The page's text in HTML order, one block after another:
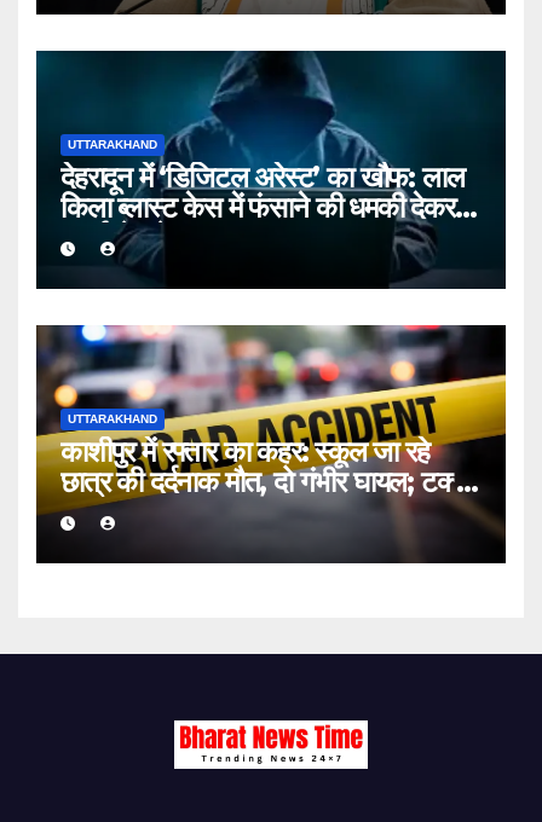
UTTARAKHAND
देहरादून में ‘डिजिटल अरेस्ट’ का खौफ: लाल
किला ब्लास्ट केस में फंसाने की धमकी देकर
बुजुर्ग से ठगे ₹13 लाख
UTTARAKHAND
काशीपुर में रफ्तार का कहर: स्कूल जा रहे
छात्र की दर्दनाक मौत, दो गंभीर घायल; टक्कर
मारकर चालक फरार